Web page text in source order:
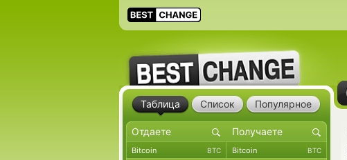
Таблица Список Популярное
Bitcoin BTC Bitcoin BTC